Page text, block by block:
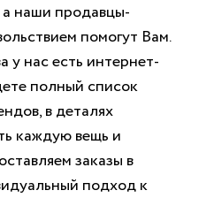
наши продавцы-
помогут Вам.
у нас есть интернет-
полный список
в деталях
каждую вещь и
заказы в
подход к